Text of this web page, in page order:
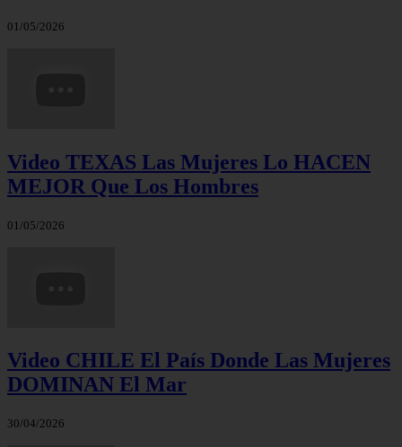
01/05/2026
Video TEXAS Las Mujeres Lo HACEN
MEJOR Que Los Hombres
01/05/2026
Video CHILE El País Donde Las Mujeres
DOMINAN El Mar
30/04/2026